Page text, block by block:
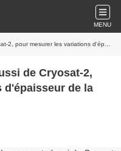
MENU
les variations d'épaisseur de la glace
de Cryosat-2,
d'épaisseur de la